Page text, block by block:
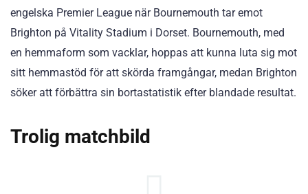
engelska Premier League när Bournemouth tar emot
Brighton på Vitality Stadium i Dorset. Bournemouth, med
en hemmaform som vacklar, hoppas att kunna luta sig mot
sitt hemmastöd för att skörda framgångar, medan Brighton
söker att förbättra sin bortastatistik efter blandade resultat.
Trolig matchbild